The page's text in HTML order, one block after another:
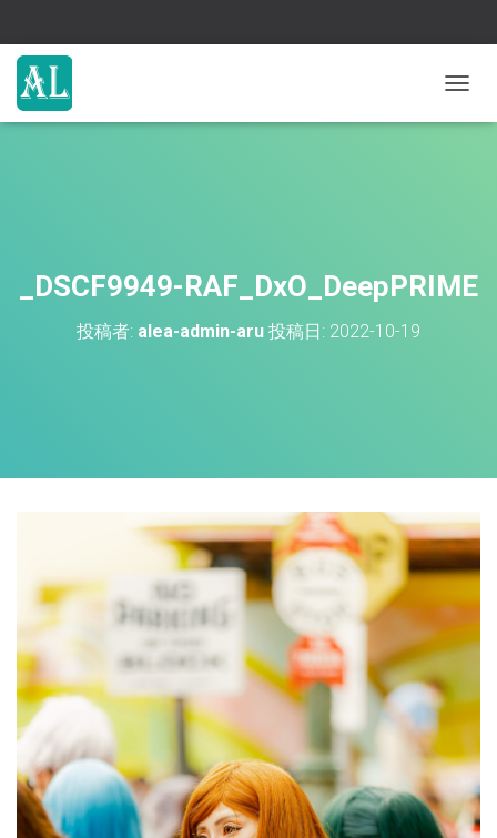
ビ
り
_DSCF9949-RAF_DxO_DeepPRIME
投稿者: alea-admin-aru 投稿日: 2022-10-19